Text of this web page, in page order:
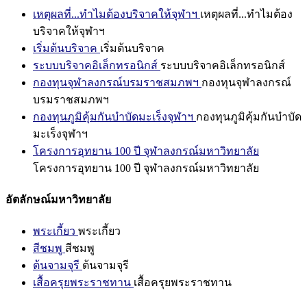
เหตุผลที่...ทำไมต้องบริจาคให้จุฬาฯ เหตุผลที่...ทำไมต้อง
บริจาคให้จุฬาฯ
เริ่มต้นบริจาค เริ่มต้นบริจาค
ระบบบริจาคอิเล็กทรอนิกส์ ระบบบริจาคอิเล็กทรอนิกส์
กองทุนจุฬาลงกรณ์บรมราชสมภพฯ กองทุนจุฬาลงกรณ์
บรมราชสมภพฯ
กองทุนภูมิคุ้มกันบำบัดมะเร็งจุฬาฯ กองทุนภูมิคุ้มกันบำบัด
มะเร็งจุฬาฯ
โครงการอุทยาน 100 ปี จุฬาลงกรณ์มหาวิทยาลัย
โครงการอุทยาน 100 ปี จุฬาลงกรณ์มหาวิทยาลัย
อัตลักษณ์มหาวิทยาลัย
พระเกี้ยว พระเกี้ยว
สีชมพู สีชมพู
ต้นจามจุรี ต้นจามจุรี
เสื้อครุยพระราชทาน เสื้อครุยพระราชทาน